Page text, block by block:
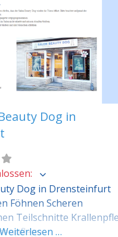
Dog in
:
Dog in Drensteinfurt
Föhnen Scheren
Teilschnitte
Weiterlesen …